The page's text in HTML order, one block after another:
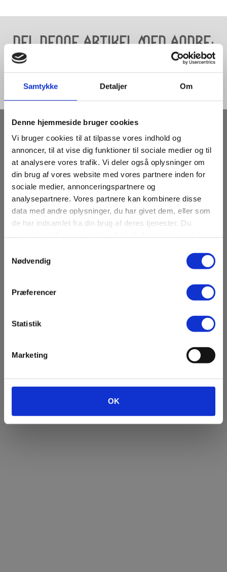
Samtykke Detaljer Om
Denne hjemmeside bruger cookies
Vi bruger cookies til at tilpasse vores indhold og
annoncer, til at vise dig funktioner til sociale medier og til
at analysere vores trafik. Vi deler også oplysninger om
din brug af vores website med vores partnere inden for
sociale medier, annonceringspartnere og
analysepartnere. Vores partnere kan kombinere disse
data med andre oplysninger, du har givet dem, eller som
de har indsamlet fra din brug af deres tjenester. Du
Nødvendig
Præferencer
Statistik
Marketing
OK
EFTER 49 ÅR: SPOR AF TIDLIG
fundet ved Søndersø i Viborg. Fundet
er det første af sin slags i kommunen.
MÅNEDENS FUND
Her kan du læse om månedens fund på
Del denne artikel med andre: